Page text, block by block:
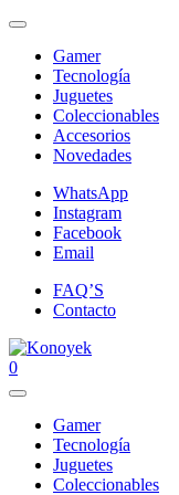
Gamer
Tecnología
Juguetes
Coleccionables
Accesorios
Novedades
WhatsApp
Instagram
Facebook
Email
FAQ’S
Contacto
0
Gamer
Tecnología
Juguetes
Coleccionables